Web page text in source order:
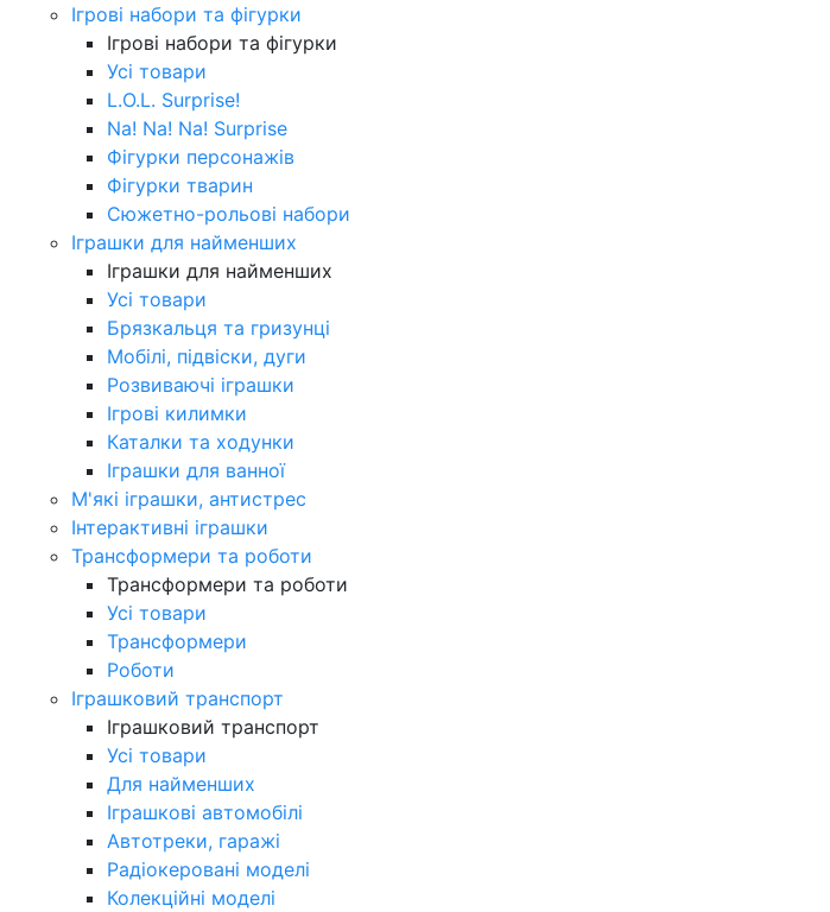
Ігрові набори та фігурки
Ігрові набори та фігурки
Усі товари
L.O.L. Surprise!
Na! Na! Na! Surprise
Фігурки персонажів
Фігурки тварин
Сюжетно-рольові набори
Іграшки для найменших
Іграшки для найменших
Усі товари
Брязкальця та гризунці
Мобілі, підвіски, дуги
Розвиваючі іграшки
Ігрові килимки
Каталки та ходунки
Іграшки для ванної
М'які іграшки, антистрес
Інтерактивні іграшки
Трансформери та роботи
Трансформери та роботи
Усі товари
Трансформери
Роботи
Іграшковий транспорт
Іграшковий транспорт
Усі товари
Для найменших
Іграшкові автомобілі
Автотреки, гаражі
Радіокеровані моделі
Колекційні моделі